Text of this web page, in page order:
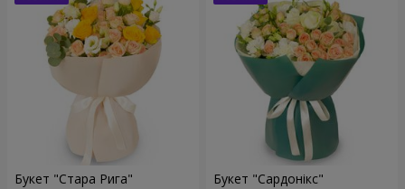
Букет "Стара Рига" Букет "Сардонікс"